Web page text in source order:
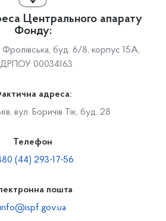
Центрального апарату
Фонду:
Фролівська, буд. 6/8, корпус 15А,
00034163
адреса:
вул. Боричів Тік, буд. 28
Телефон
(44) 293-17-56
пошта
info@ispf.gov.ua